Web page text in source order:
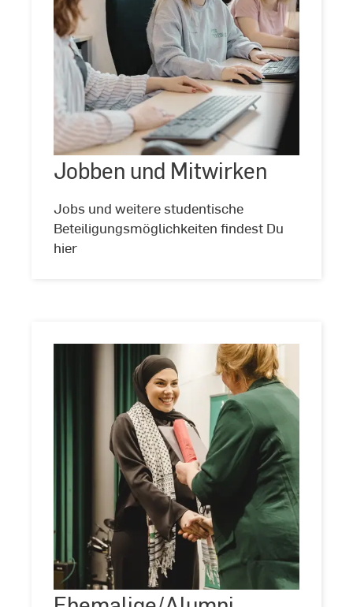
©Andreas
Schlote
Jobben und Mitwirken
Jobs und weitere studentische
Beteiligungsmöglichkeiten findest Du
hier
Jobben
und
Mitwirken
©
Lisa
Ehemalige/Alumni